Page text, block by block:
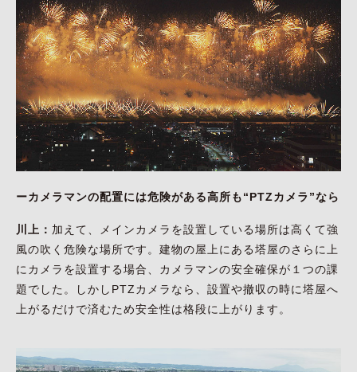
ーカメラマンの配置には危険がある高所も“PTZカメラ”なら
川上： 加えて、メインカメラを設置している場所は高くて強
風の吹く危険な場所です。建物の屋上にある塔屋のさらに上
にカメラを設置する場合、カメラマンの安全確保が１つの課
題でした。しかしPTZカメラなら、設置や撤収の時に塔屋へ
上がるだけで済むため安全性は格段に上がります。